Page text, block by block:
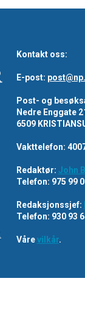
Kontakt oss:
E-post:
Post- og
Nedre Enggate
6509
Vakttelefon:
Redaktør: John
Telefon: 975 99
Redaksjonssjef:
Telefon: 930 93
Vårevilkår.